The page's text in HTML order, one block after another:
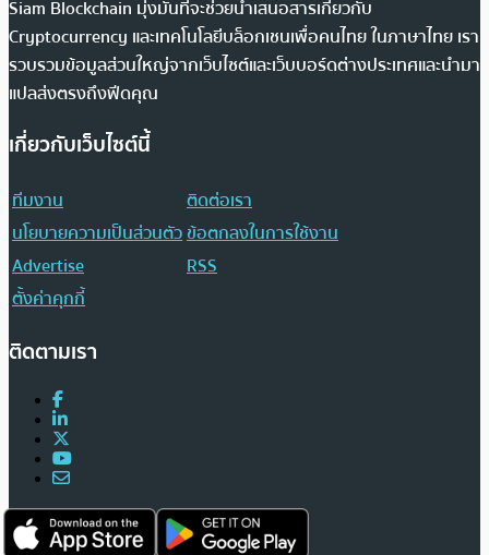
Siam Blockchain มุ่งมั่นที่จะช่วยนำเสนอสารเกี่ยวกับ
Cryptocurrency และเทคโนโลยีบล็อกเชนเพื่อคนไทย ในภาษาไทย เรา
รวบรวมข้อมูลส่วนใหญ่จากเว็บไซต์และเว็บบอร์ดต่างประเทศและนำมา
แปลส่งตรงถึงฟีดคุณ
เกี่ยวกับเว็บไซต์นี้
ทีมงาน
ติดต่อเรา
นโยบายความเป็นส่วนตัวข้อตกลงในการใช้งาน
Advertise
RSS
ตั้งค่าคุกกี้
ติดตามเรา